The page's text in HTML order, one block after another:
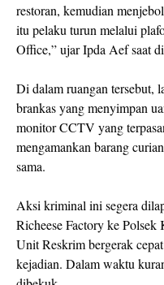
restoran, kemudian
itu pelaku turun melalui
Office,” ujar Ipda Aef saat
Di dalam ruangan tersebut,
brankas yang menyimpan
monitor CCTV yang
mengamankan barang
sama.
Aksi kriminal ini segera
Richeese Factory ke
Unit Reskrim bergerak
kejadian. Dalam waktu